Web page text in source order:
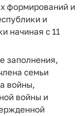
формирований и
и
начиная с 11
заполнения,
семьи
войны,
войны и